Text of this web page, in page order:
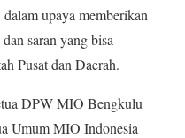
upaya memberikan
saran yang bisa
Pusat dan Daerah.
DPW MIO Bengkulu
Umum MIO Indonesia